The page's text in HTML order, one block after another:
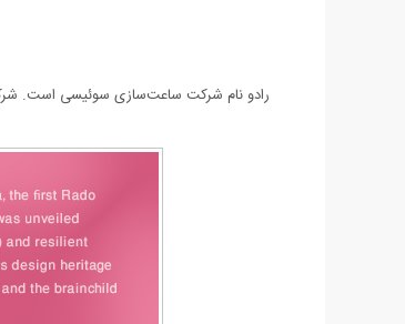
رادو نام شرکت ساعت‌سازی سوئیسی است.